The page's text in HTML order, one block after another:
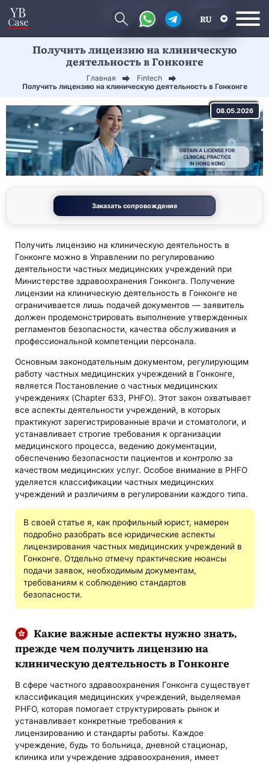
RU
Получить лицензию на клиническую
деятельность в Гонконге
Главная
Fintech
Получить лицензию на клиническую деятельность в Гонконге
08.05.2026
Заказать сопровождение
Получить лицензию на клиническую деятельность в
Гонконге можно в Управлении по регулированию
деятельности частных медицинских учреждений при
Министерстве здравоохранения Гонконга. Получение
лицензии на клиническую деятельность в Гонконге не
ограничивается лишь подачей документов — заявитель
должен продемонстрировать выполнение утвержденных
регламентов безопасности, качества обслуживания и
профессиональной компетенции персонала.
Основным законодательным документом, регулирующим
работу частных медицинских учреждений в Гонконге,
является Постановление о частных медицинских
учреждениях (Chapter 633, PHFO). Этот закон охватывает
все аспекты деятельности учреждений, в которых
практикуют зарегистрированные врачи и стоматологи, и
устанавливает строгие требования к организации
медицинского процесса, ведению документации,
обеспечению безопасности пациентов и контролю за
качеством медицинских услуг. Особое внимание в PHFO
уделяется классификации частных медицинских
учреждений и различиям в регулировании каждого типа.
В своей статье я, как профильный юрист, намерен
подробно разобрать все юридические аспекты
лицензирования частных медицинских учреждений в
Гонконге. Отдельно отмечу практические нюансы
подачи заявок, необходимым документам,
требованиям к соблюдению стандартов
безопасности.
Какие важные аспекты нужно знать,
прежде чем получить лицензию на
клиническую деятельность в Гонконге
В сфере частного здравоохранения Гонконга существует
классификация медицинских учреждений, выделяемая
PHFO, которая помогает структурировать рынок и
устанавливает конкретные требования к
лицензированию и стандарты работы. Каждое
учреждение, будь то больница, дневной стационар,
клиника или учреждение здравоохранения, имеет